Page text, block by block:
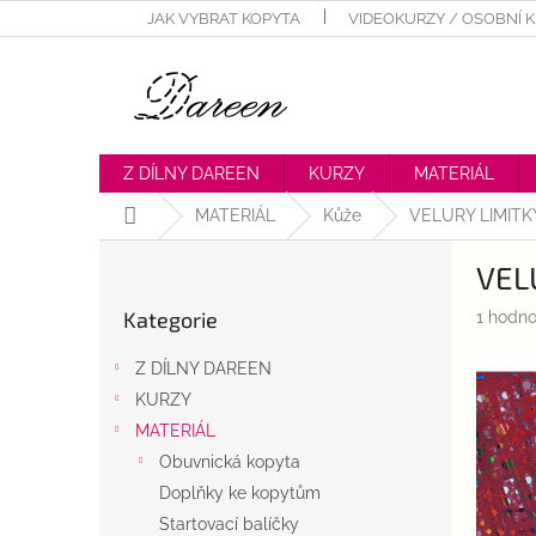
na
JAK VYBRAT KOPYTA VIDEOKURZY / OSOBNÍ
Z DÍLNY DAREEN KURZY MATERIÁL
Domů MATERIÁL Kůže VELURY
kategorie
Kategorie
Z DÍLNY DAREEN
KURZY
MATERIÁL
Obuvnická kopyta
Doplňky ke kopytům
Startovací balíčky
je
5,0
z
5
1